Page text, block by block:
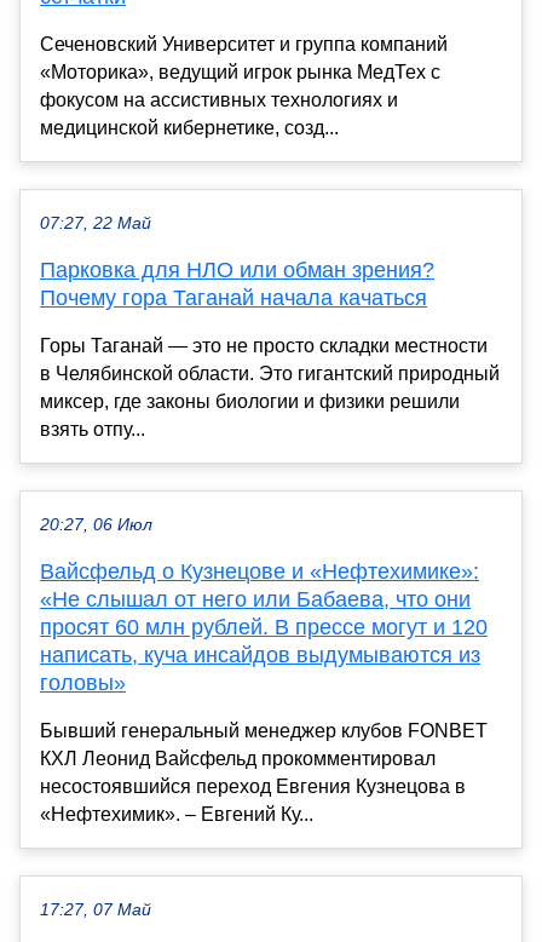
Сеченовский Университет и группа компаний
«Моторика», ведущий игрок рынка МедТех с
фокусом на ассистивных технологиях и
медицинской кибернетике, созд...
07:27, 22 Май
Парковка для НЛО или обман зрения?
Почему гора Таганай начала качаться
Горы Таганай — это не просто складки местности
в Челябинской области. Это гигантский природный
миксер, где законы биологии и физики решили
взять отпу...
20:27, 06 Июл
Вайсфельд о Кузнецове и «Нефтехимике»:
«Не слышал от него или Бабаева, что они
просят 60 млн рублей. В прессе могут и 120
написать, куча инсайдов выдумываются из
головы»
Бывший генеральный менеджер клубов FONBET
КХЛ Леонид Вайсфельд прокомментировал
несостоявшийся переход Евгения Кузнецова в
«Нефтехимик». – Евгений Ку...
17:27, 07 Май